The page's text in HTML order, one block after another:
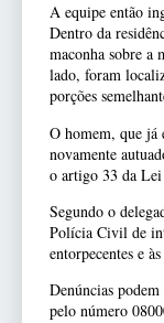
A equipe então
Dentro da
maconha sobre a
lado, foram
porções
O homem, que já
novamente
o artigo 33 da
Segundo o
Polícia Civil de
entorpecentes e
Denúncias
pelo número